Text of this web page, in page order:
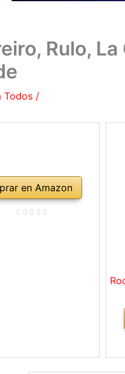
Rulo,
Todos /
en Amazon